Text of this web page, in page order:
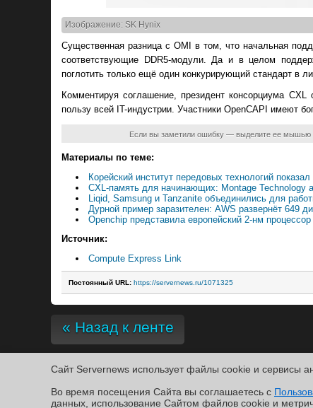
Изображение: SK Hynix
Существенная разница c OMI в том, что начальная
соответствующие DDR5-модули. Да и в целом
поглотить только ещё один конкурирующий стандарт в
Комментируя соглашение, президент консорциума
пользу всей IT-индустрии. Участники OpenCAPI имеют
Если вы заметили ошибку — выделите ее мышью
Материалы по теме:
Корейский институт передовых технологий
CXL-память для начинающих: Montage Technology
Liqid, Samsung и Tanzanite объединились для
Дурной пример заразителен: AWS развернёт 649
Openchip представила европейский 2-нм
Источник:
Compute Express Link
Постоянный URL: https://servernews.ru/1071325
« Назад к ленте
Copyright ©2010-2026 Servernews.Пользовательское соглашение.Защищено
По всем интересующим Вас вопросам, Вы можете направить сообщение нам в/var/
Сайт Servernews использует файлы cookie и сервисы
Во время посещения Cайта вы соглашаетесь с
данных, использование Cайтом файлов cookie и